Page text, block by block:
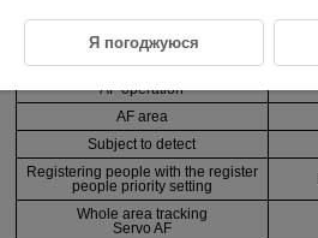
AF operation
AF area
Subject to detect
Registering people with the register
people priority setting
Whole area tracking
Servo AF
Я погоджуюся